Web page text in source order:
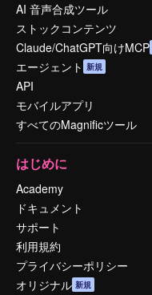
AI 音声合成ツール
ストックコンテンツ
Claude/ChatGPT向けMCP
エージェント 新規
API
モバイルアプリ
すべてのMagnificツール
はじめに
Academy
ドキュメント
サポート
利用規約
プライバシーポリシー
オリジナル 新規